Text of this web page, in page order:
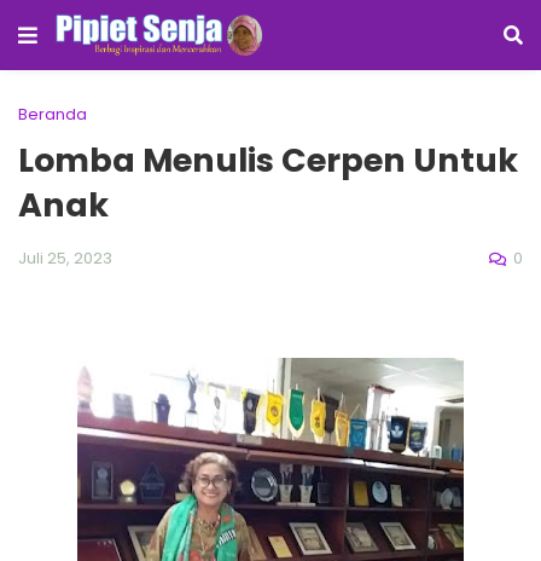
Beranda
Lomba Menulis Cerpen Untuk
Anak
Juli 25, 2023 0